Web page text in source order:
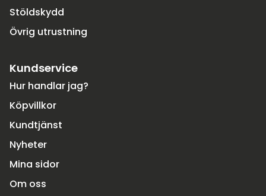
Stöldskydd
Övrig utrustning
Kundservice
Hur handlar jag?
Köpvillkor
Kundtjänst
Nyheter
Mina sidor
Om oss